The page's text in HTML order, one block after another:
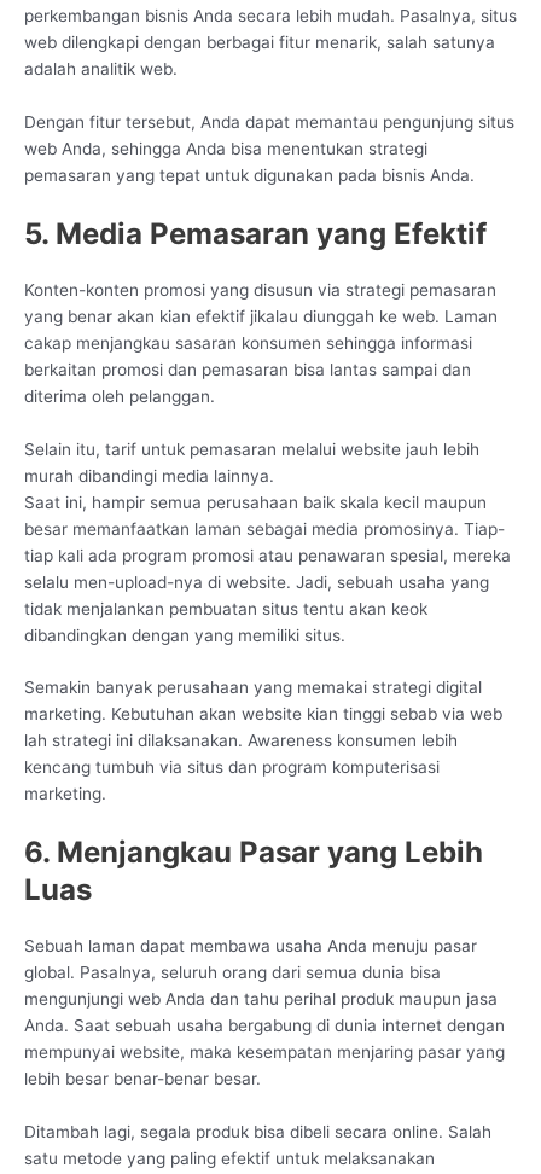
perkembangan bisnis Anda secara lebih mudah. Pasalnya, situs
web dilengkapi dengan berbagai fitur menarik, salah satunya
adalah analitik web.
Dengan fitur tersebut, Anda dapat memantau pengunjung situs
web Anda, sehingga Anda bisa menentukan strategi
pemasaran yang tepat untuk digunakan pada bisnis Anda.
5. Media Pemasaran yang Efektif
Konten-konten promosi yang disusun via strategi pemasaran
yang benar akan kian efektif jikalau diunggah ke web. Laman
cakap menjangkau sasaran konsumen sehingga informasi
berkaitan promosi dan pemasaran bisa lantas sampai dan
diterima oleh pelanggan.
Selain itu, tarif untuk pemasaran melalui website jauh lebih
murah dibandingi media lainnya.
Saat ini, hampir semua perusahaan baik skala kecil maupun
besar memanfaatkan laman sebagai media promosinya. Tiap-
tiap kali ada program promosi atau penawaran spesial, mereka
selalu men-upload-nya di website. Jadi, sebuah usaha yang
tidak menjalankan pembuatan situs tentu akan keok
dibandingkan dengan yang memiliki situs.
Semakin banyak perusahaan yang memakai strategi digital
marketing. Kebutuhan akan website kian tinggi sebab via web
lah strategi ini dilaksanakan. Awareness konsumen lebih
kencang tumbuh via situs dan program komputerisasi
marketing.
6. Menjangkau Pasar yang Lebih
Luas
Sebuah laman dapat membawa usaha Anda menuju pasar
global. Pasalnya, seluruh orang dari semua dunia bisa
mengunjungi web Anda dan tahu perihal produk maupun jasa
Anda. Saat sebuah usaha bergabung di dunia internet dengan
mempunyai website, maka kesempatan menjaring pasar yang
lebih besar benar-benar besar.
Ditambah lagi, segala produk bisa dibeli secara online. Salah
satu metode yang paling efektif untuk melaksanakan